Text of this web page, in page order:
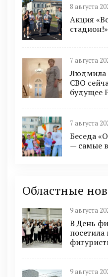
8 августа
Акция
стадион!»
7 августа
Людмила
СВО
будущее
7 августа
Беседа
— самые
Областные
9 августа
В День
посетила
9 августа